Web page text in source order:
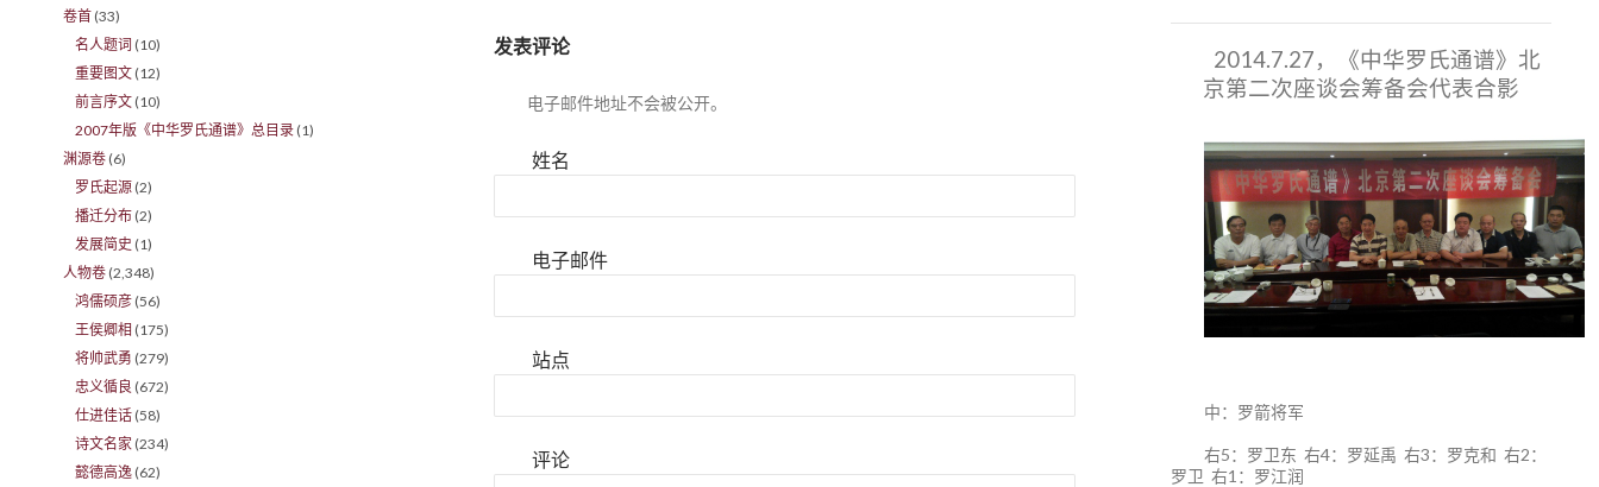
发表评论
电子邮件地址不会被公开。
姓名
电子邮件
站点
评论
2014.7.27，《中华罗氏通谱》北
京第二次座谈会筹备会代表合影
中：罗箭将军
右5：罗卫东 右4：罗延禹 右3：罗克和 右2：
罗卫 右1：罗江润
卷首 (33)
名人题词 (10)
重要图文 (12)
前言序文 (10)
2007年版《中华罗氏通谱》总目录 (1)
渊源卷 (6)
罗氏起源 (2)
播迁分布 (2)
发展简史 (1)
人物卷 (2,348)
鸿儒硕彦 (56)
王侯卿相 (175)
将帅武勇 (279)
忠义循良 (672)
仕进佳话 (58)
诗文名家 (234)
懿德高逸 (62)